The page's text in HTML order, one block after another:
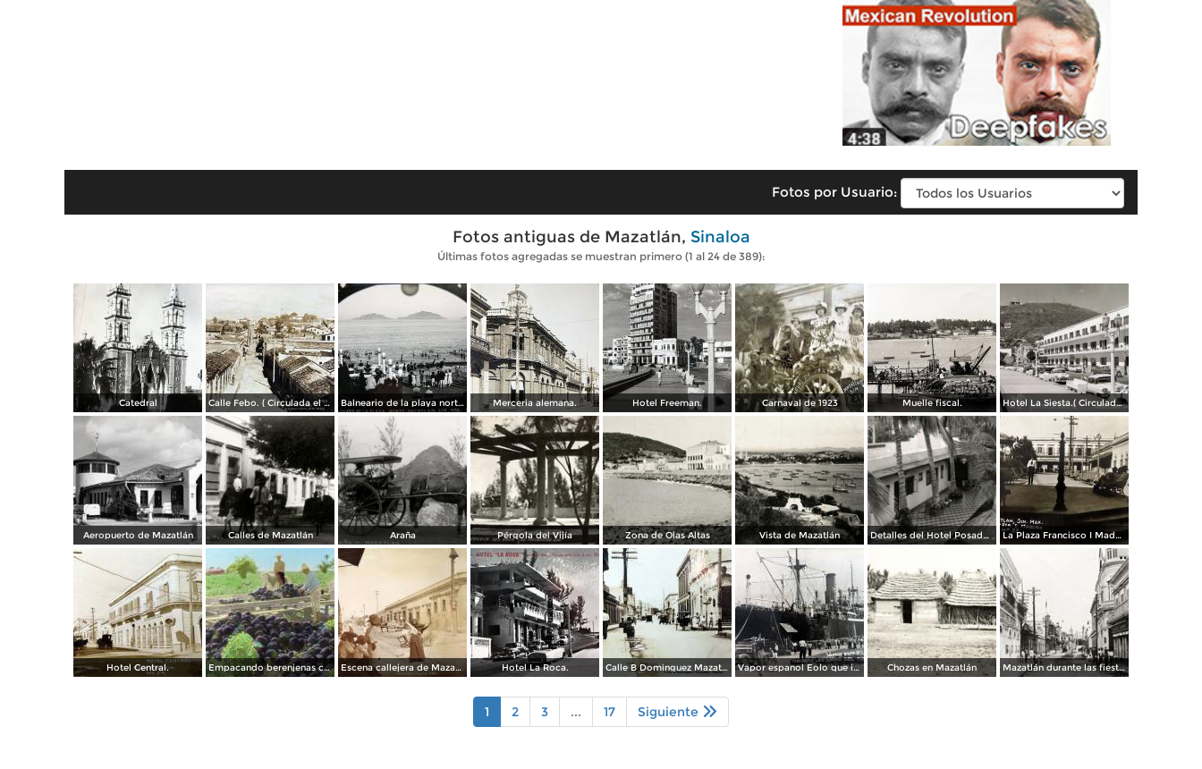
Fotos por Usuario:
Fotos antiguas de Mazatlán, Sinaloa
Últimas fotos agregadas se muestran primero (1 al 24 de 389):
Catedral Calle Febo. ( Circulada el 22 de Septiembre de 1934 ). Balneario de la playa norte. Merceria alemana. Hotel Freeman. Carnaval de 1923 Muelle fiscal. Hotel La Siesta.( Circulada el 30 de Octubre de 1956 ).
Aeropuerto de Mazatlán Calles de Mazatlán Araña Pérgola del Vijía Zona de Olas Altas Vista de Mazatlán Detalles del Hotel Posada Colonial La Plaza Francisco I Madero.
Hotel Central. Empacando berenjenas cerca de Mazatlan 1928 Escena callejera de Mazatlán, Sinaloa 1903. Hotel La Roca. Calle B Dominguez Mazatlán, Sinaloa ( Circulada el 25 de Abril de 1932 ). Vapor espanol Eolo que ignaguro las obras del puerto. Chozas en Mazatlán Mazatlán durante las fiestas del Centenario de la Independencia (1910)
1 2 3 ... 17 Siguiente